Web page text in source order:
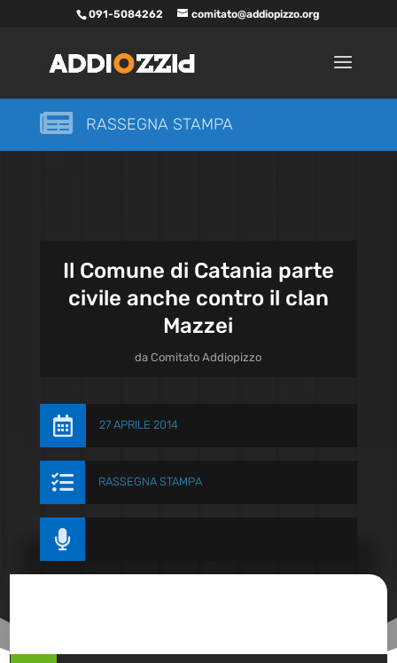
091-5084262 comitato@addiopizzo.org
 RASSEGNA STAMPA
Il Comune di Catania parte
civile anche contro il clan
Mazzei
daComitato Addiopizzo
 27 APRILE 2014
 RASSEGNA STAMPA
